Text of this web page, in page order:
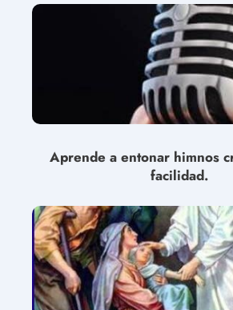
Aprende a entonar himnos
facilidad.